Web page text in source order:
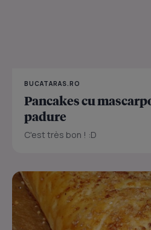
BUCATARAS.RO
Pancakes cu
padure
C'est très bon ! :D